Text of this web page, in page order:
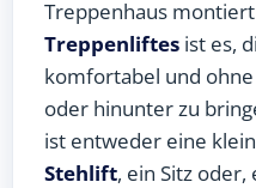
Treppenhaus
Treppenliftes ist es,
komfortabel und
oder hinunter zu
ist entweder eine
Stehlift, ein Sitz